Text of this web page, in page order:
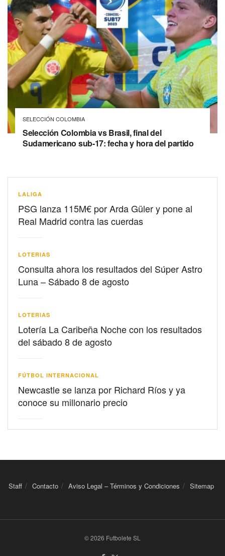
SELECCIÓN COLOMBIA
Selección Colombia vs Brasil, final del
Sudamericano sub-17: fecha y hora del partido
LALIGA
PSG lanza 115M€ por Arda Güler y pone al
Real Madrid contra las cuerdas
LOTERIAS
Consulta ahora los resultados del Súper Astro
Luna – Sábado 8 de agosto
LOTERIAS
Lotería La Caribeña Noche con los resultados
del sábado 8 de agosto
FÚTBOL INTERNACIONAL
Newcastle se lanza por Richard Ríos y ya
conoce su millonario precio
Staff Contacto Aviso Legal – Términos y Condiciones Sitemap
© 2026 Futbolete SL